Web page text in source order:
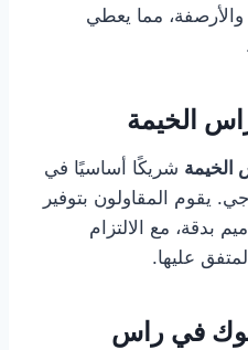
والأرصفة، مما يعطي
الخيمة
الخيمة شريكًا أساسيًا في
يقوم المقاولون بتوفير
بدقة، مع الالتزام
عليها.
في راس